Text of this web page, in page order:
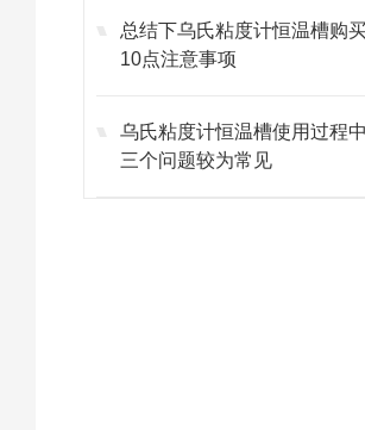
总结下乌氏粘度计恒温槽购
10点注意事项
乌氏粘度计恒温槽使用过程
三个问题较为常见